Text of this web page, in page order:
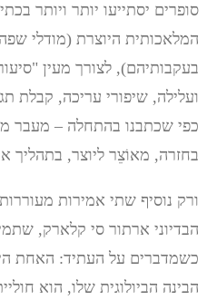
סופרים יסתייעו יותר ויותר
המלאכותית היוצרת (מודלי
בעקבותיהם), לצורך מעין
ועלילה, שיפורי עריכה, קבלת
כפי שכתבנו בהתחלה – מעבר
בחזרה, מאוֹצֵר ליוצר, בתהליך
ורק נוסיף שתי אמירות
הבדיוני ארתור סי קלארק,
כשמדברים על העתיד: האחת
הבינה הביולוגית שלו, הוא